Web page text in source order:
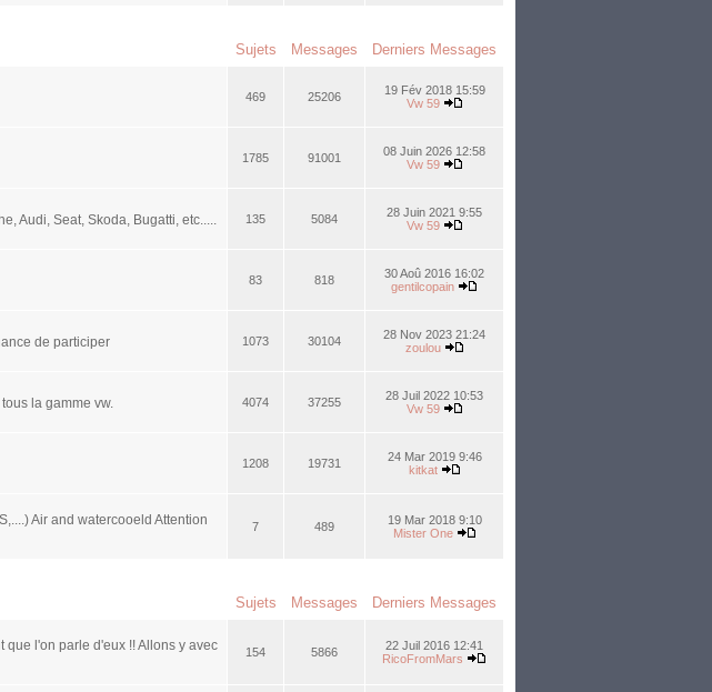
Sujets Messages Derniers Messages
469 25206
19 Fév 2018 15:59
Vw 59
1785 91001
08 Juin 2026 12:58
Vw 59
Audi, Seat, Skoda, Bugatti, etc.....
135 5084
28 Juin 2021 9:55
Vw 59
83 818
30 Aoû 2016 16:02
gentilcopain
de participer
1073 30104
28 Nov 2023 21:24
zoulou
la gamme vw.
4074 37255
28 Juil 2022 10:53
Vw 59
1208 19731
24 Mar 2019 9:46
kitkat
Air and watercooeld Attention
7 489
19 Mar 2018 9:10
Mister One
Sujets Messages Derniers Messages
l'on parle d'eux !! Allons y avec
154 5866
22 Juil 2016 12:41
RicoFromMars